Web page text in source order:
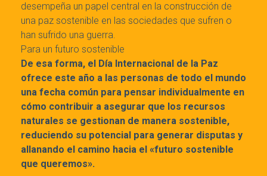
desempeña un papel central en la construcción de
una paz sostenible en las sociedades que sufren o
han sufrido una guerra.
Para un futuro sostenible
De esa forma, el Día Internacional de la Paz
ofrece este año a las personas de todo el mundo
una fecha común para pensar individualmente en
cómo contribuir a asegurar que los recursos
naturales se gestionan de manera sostenible,
reduciendo su potencial para generar disputas y
allanando el camino hacia el «futuro sostenible
que queremos».